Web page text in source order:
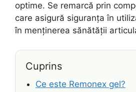
optime. Se remarcă prin
care asigură siguranța în
în menținerea sănătății
Cuprins
Ce este Remonex gel?